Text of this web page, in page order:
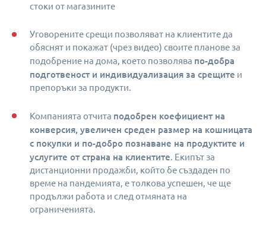
стоки от магазините
Уговорените срещи позволяват на клиентите да
обяснят и покажат (чрез видео) своите планове за
подобрение на дома, което позволява по-добра
подготвеност и индивидуализация за срещите и
препоръки за продукти.
Компанията отчита подобрен коефициент на
конверсия, увеличен среден размер на кошницата
с покупки и по-добро познаване на продуктите и
услугите от страна на клиентите. Екипът за
дистанционни продажби, който бе създаден по
време на пандемията, е толкова успешен, че ще
продължи работа и след отмяната на
ограниченията.